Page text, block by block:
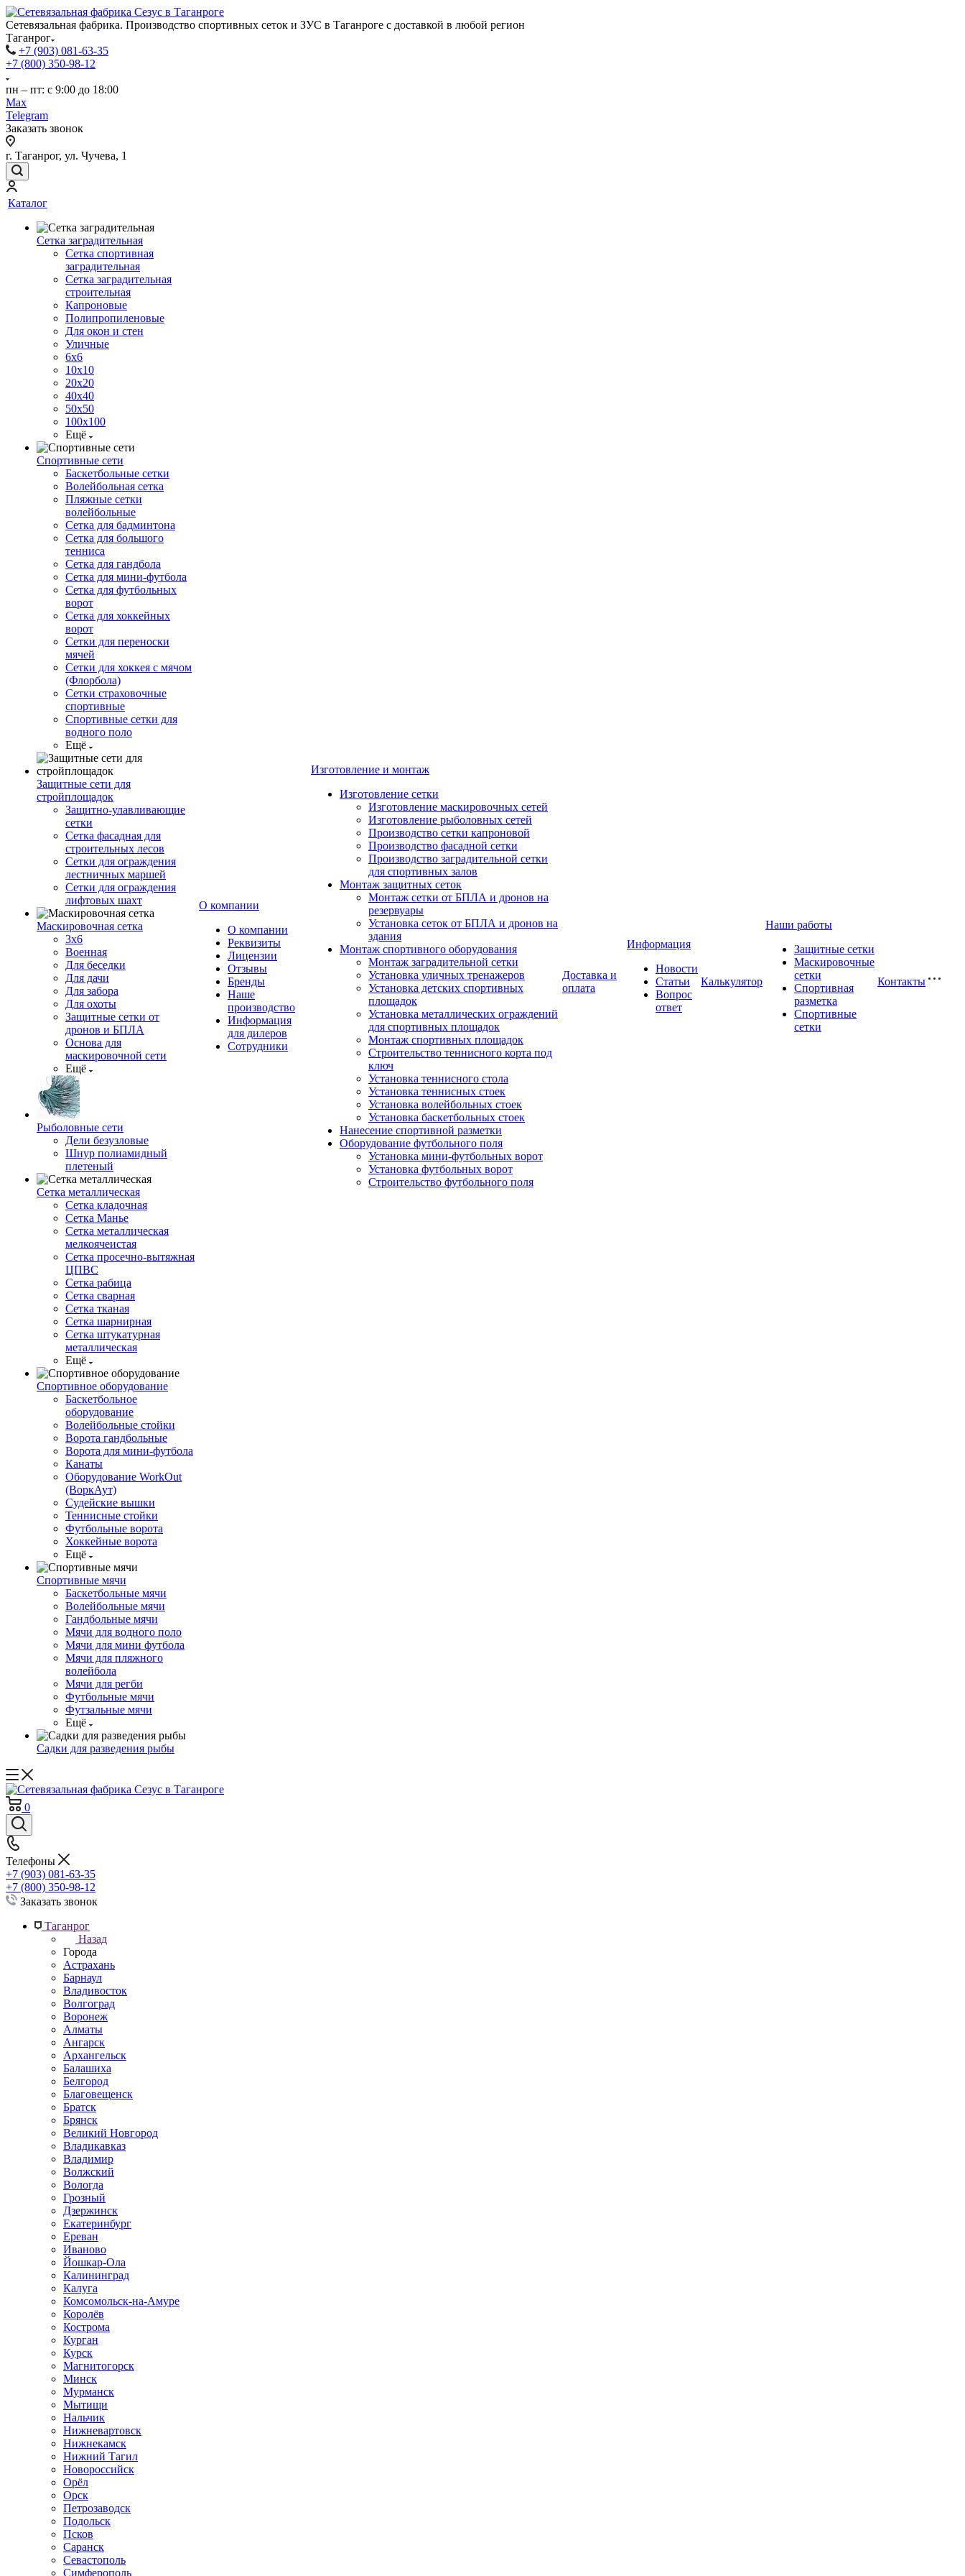
Сетевязальная фабрика. Производство спортивных сеток и ЗУС в Таганроге с доставкой в любой регион
Таганрог
+7 (903) 081-63-35
+7 (800) 350-98-12
пн – пт: с 9:00 до 18:00
Max
Telegram
Заказать звонок
г. Таганрог, ул. Чучева, 1
Каталог
Сетка заградительная
Сетка спортивная
заградительная
Сетка заградительная
строительная
Капроновые
Полипропиленовые
Для окон и стен
Уличные
6х6
10х10
20х20
40х40
50х50
100х100
Ещё
Спортивные сети
Баскетбольные сетки
Волейбольная сетка
Пляжные сетки
волейбольные
Сетка для бадминтона
Сетка для большого
тенниса
Сетка для гандбола
Сетка для мини-футбола
Сетка для футбольных
ворот
Сетка для хоккейных
ворот
Сетки для переноски
мячей
Сетки для хоккея с мячом
(Флорбола)
Сетки страховочные
спортивные
Спортивные сетки для
водного поло
Ещё
Защитные сети для
стройплощадок
Защитно-улавливающие
сетки
Сетка фасадная для
строительных лесов
Сетки для ограждения
лестничных маршей
Сетки для ограждения
лифтовых шахт
Маскировочная сетка
3х6
Военная
Для беседки
Для дачи
Для забора
Для охоты
Защитные сетки от
дронов и БПЛА
Основа для
маскировочной сети
Ещё
Рыболовные сети
Дели безузловые
Шнур полиамидный
плетеный
Сетка металлическая
Сетка кладочная
Сетка Манье
Сетка металлическая
мелкоячеистая
Сетка просечно-вытяжная
ЦПВС
Сетка рабица
Сетка сварная
Сетка тканая
Сетка шарнирная
Сетка штукатурная
металлическая
Ещё
Спортивное оборудование
Баскетбольное
оборудование
Волейбольные стойки
Ворота гандбольные
Ворота для мини-футбола
Канаты
Оборудование WorkOut
(ВоркАут)
Судейские вышки
Теннисные стойки
Футбольные ворота
Хоккейные ворота
Ещё
Спортивные мячи
Баскетбольные мячи
Волейбольные мячи
Гандбольные мячи
Мячи для водного поло
Мячи для мини футбола
Мячи для пляжного
волейбола
Мячи для регби
Футбольные мячи
Футзальные мячи
Ещё
Садки для разведения рыбы
О компании
О компании
Реквизиты
Лицензии
Отзывы
Бренды
Наше
производство
Информация
для дилеров
Сотрудники
Изготовление и монтаж
Изготовление сетки
Изготовление маскировочных сетей
Изготовление рыболовных сетей
Производство сетки капроновой
Производство фасадной сетки
Производство заградительной сетки
для спортивных залов
Монтаж защитных сеток
Монтаж сетки от БПЛА и дронов на
резервуары
Установка сеток от БПЛА и дронов на
здания
Монтаж спортивного оборудования
Монтаж заградительной сетки
Установка уличных тренажеров
Установка детских спортивных
площадок
Установка металлических ограждений
для спортивных площадок
Монтаж спортивных площадок
Строительство теннисного корта под
ключ
Установка теннисного стола
Установка теннисных стоек
Установка волейбольных стоек
Установка баскетбольных стоек
Нанесение спортивной разметки
Оборудование футбольного поля
Установка мини-футбольных ворот
Установка футбольных ворот
Строительство футбольного поля
Доставка и
оплата
Информация
Новости
Статьи
Вопрос
ответ
Калькулятор
Наши работы
Защитные сетки
Маскировочные
сетки
Спортивная
разметка
Спортивные
сетки
Контакты
0
Телефоны
+7 (903) 081-63-35
+7 (800) 350-98-12
Заказать звонок
Таганрог
Назад
Города
Астрахань
Барнаул
Владивосток
Волгоград
Воронеж
Алматы
Ангарск
Архангельск
Балашиха
Белгород
Благовещенск
Братск
Брянск
Великий Новгород
Владикавказ
Владимир
Волжский
Вологда
Грозный
Дзержинск
Екатеринбург
Ереван
Иваново
Йошкар-Ола
Калининград
Калуга
Комсомольск-на-Амуре
Королёв
Кострома
Курган
Курск
Магнитогорск
Минск
Мурманск
Мытищи
Нальчик
Нижневартовск
Нижнекамск
Нижний Тагил
Новороссийск
Орёл
Орск
Петрозаводск
Подольск
Псков
Саранск
Севастополь
Симферополь